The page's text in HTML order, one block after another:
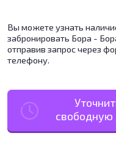
Вы можете узнать
забронировать Бора -
отправив запрос через
телефону.
свободную